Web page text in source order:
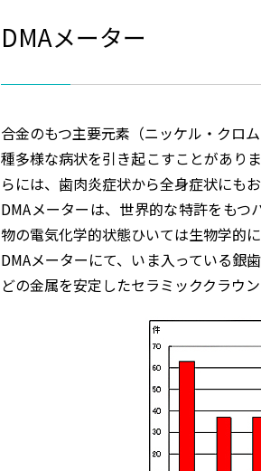
DMAメーター
合金のもつ主要元素（ニッケル・クロ
種多様な病状を引き起こすことがあり
らには、歯肉炎症状から全身症状にも
DMAメーターは、世界的な特許をも
物の電気化学的状態ひいては生物学的
DMAメーターにて、いま入っている銀
どの金属を安定したセラミッククラウ